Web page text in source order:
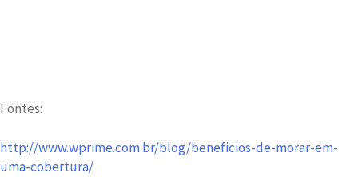
Fontes:
http://www.wprime.com.br/blog/beneficios-de-morar-em-
uma-cobertura/